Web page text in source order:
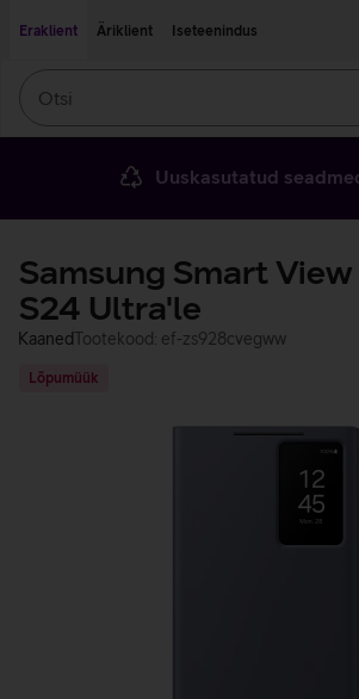
Eraklient
Äriklient Iseteenindus
Uuskasutatud
Samsung Smart
S24 Ultra'le
KaanedTootekood: ef-zs928cvegww
Lõpumüük